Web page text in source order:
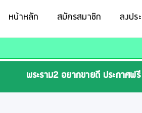
หน้าหลัก สมัครสมาชิก ลงปร
พระราม2 อยากขายดี ประกาศฟ